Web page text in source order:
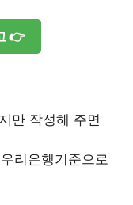
👉
만 작성해 주면
리은행기준으로